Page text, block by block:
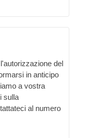
del
in anticipo
a vostra
sulla
al numero